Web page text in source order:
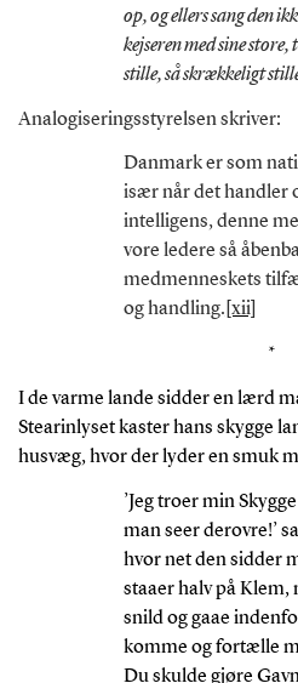
op, og ellers sang den
kejseren med sine
stille, så skrækkeligt
Analogiseringsstyrelsen skriver:
Danmark er som
især når det handler
intelligens, denne
vore ledere så
medmenneskets
og handling. [xii]
*
I de varme lande sidder en lærd
Stearinlyset kaster hans skygge
husvæg, hvor der lyder en smuk
’Jeg troer min
man seer derovre!’
hvor net den sidder
staaer halv på Klem,
snild og gaae
komme og fortælle
Du skulde gjøre